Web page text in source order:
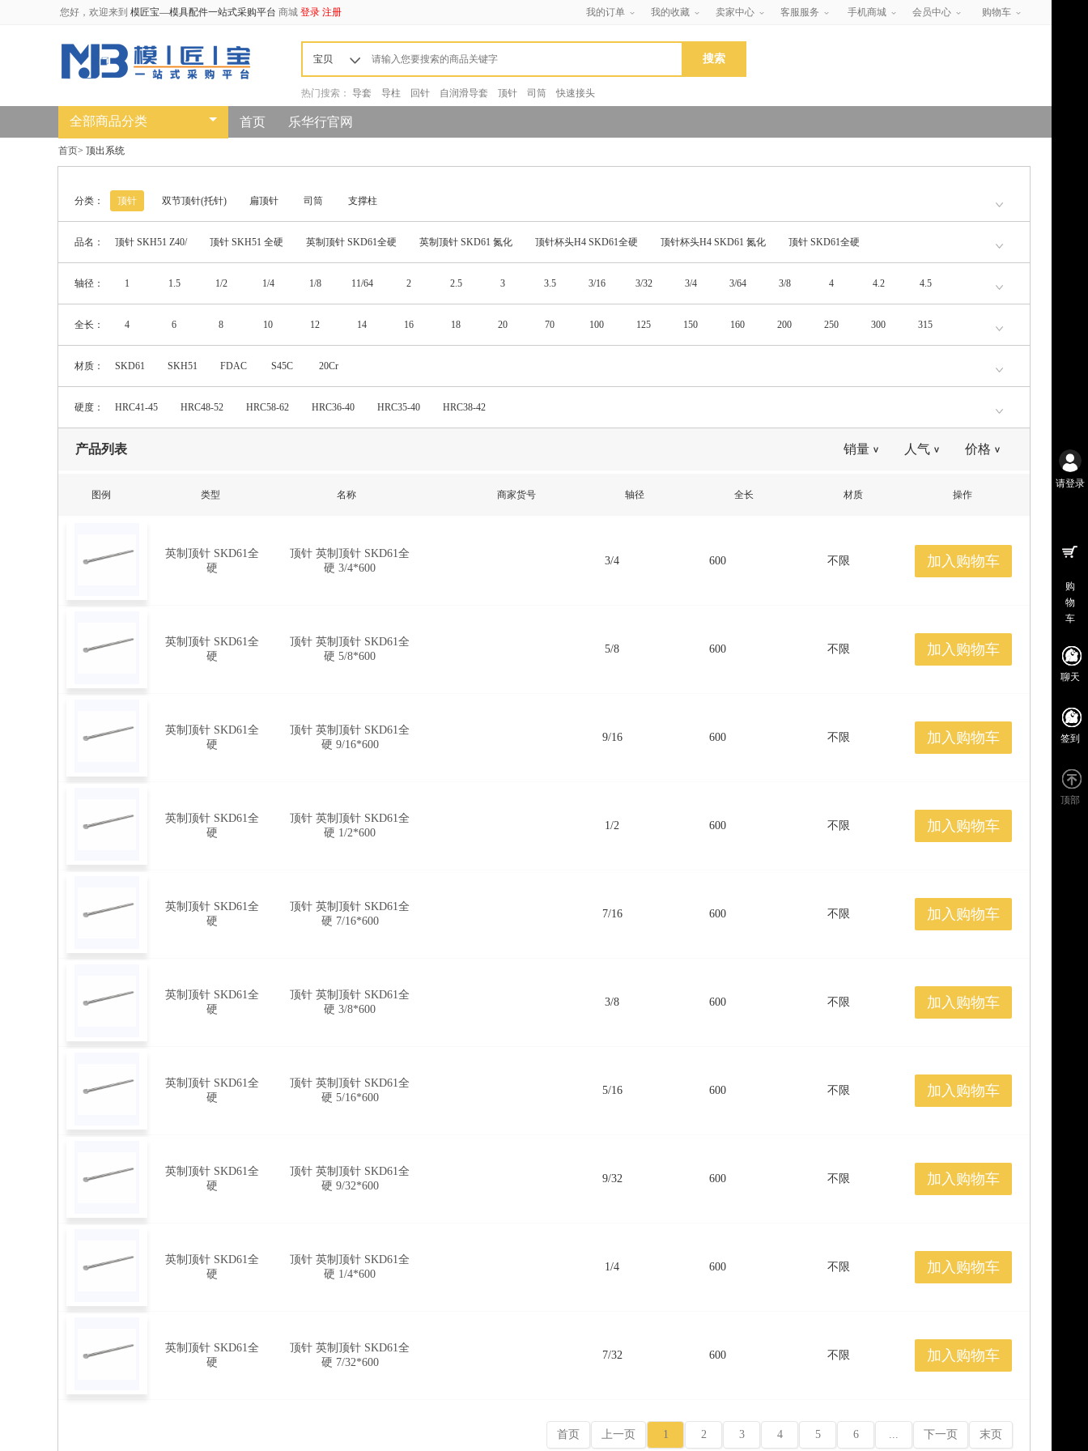
请登录
购
物
车
聊天
签到
顶部
您好，欢迎来到 模匠宝—模具配件一站式采购平台 商城 登录 注册 会员中心 购物车
手机商城
我的订单 我的收藏 卖家中心 客服服务
宝贝
热门搜索： 导套 导柱 回针 自润滑导套 顶针 司筒 快速接头
全部商品分类 首页 乐华行官网
首页> 顶出系统
分类： 顶针 双节顶针(托针) 扁顶针 司筒 支撑柱
品名： 顶针 SKH51 Z40/ 顶针 SKH51 全硬 英制顶针 SKD61全硬 英制顶针 SKD61 氮化 顶针杯头H4 SKD61全硬 顶针杯头H4 SKD61 氮化 顶针 SKD61全硬
轴径：
1 1.5 1/2 1/4 1/8 11/64 2 2.5 3 3.5 3/16 3/32 3/4 3/64 3/8 4 4.2 4.5
全长： 4 6 8 10 12 14 16 18 20 70 100 125 150 160 200 250 300 315
材质：
SKD61 SKH51 FDAC S45C 20Cr
硬度： HRC41-45 HRC48-52 HRC58-62 HRC36-40 HRC35-40 HRC38-42
产品列表 销量 > 人气 > 价格 >
图例 类型 名称 商家货号 轴径 全长 材质 操作
英制顶针 SKD61全
硬
顶针 英制顶针 SKD61全
硬 3/4*600
3/4 600 不限 加入购物车
英制顶针 SKD61全
硬
顶针 英制顶针 SKD61全
硬 5/8*600
5/8 600 不限 加入购物车
英制顶针 SKD61全
硬
顶针 英制顶针 SKD61全
硬 9/16*600
9/16 600 不限 加入购物车
英制顶针 SKD61全
硬
顶针 英制顶针 SKD61全
硬 1/2*600
1/2 600 不限 加入购物车
英制顶针 SKD61全
硬
顶针 英制顶针 SKD61全
硬 7/16*600
7/16 600 不限 加入购物车
英制顶针 SKD61全
硬
顶针 英制顶针 SKD61全
硬 3/8*600
3/8 600 不限 加入购物车
英制顶针 SKD61全
硬
顶针 英制顶针 SKD61全
硬 5/16*600
5/16 600 不限 加入购物车
英制顶针 SKD61全
硬
顶针 英制顶针 SKD61全
硬 9/32*600
9/32 600 不限 加入购物车
英制顶针 SKD61全
硬
顶针 英制顶针 SKD61全
硬 1/4*600
1/4 600 不限 加入购物车
英制顶针 SKD61全
硬
顶针 英制顶针 SKD61全
硬 7/32*600
7/32 600 不限 加入购物车
首页 上一页 1 2 3 4 5 6 ... 下一页 末页